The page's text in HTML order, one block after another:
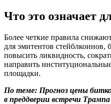
Что это означает
Более четкие правила
для эмитентов
повысить ликвидность,
направить
площадки.
По теме: Прогноз цены
в преддверии встречи